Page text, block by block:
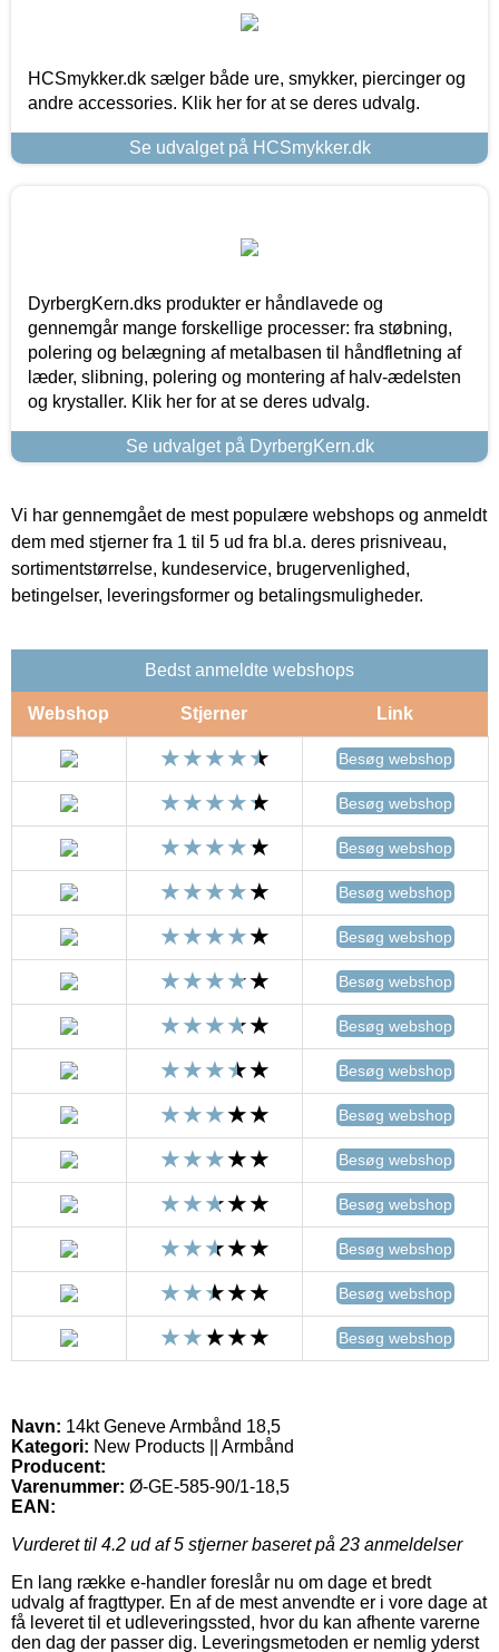
HCSmykker.dk sælger både ure, smykker, piercinger og
andre accessories. Klik her for at se deres udvalg.
Se udvalget på HCSmykker.dk
DyrbergKern.dks produkter er håndlavede og
gennemgår mange forskellige processer: fra støbning,
polering og belægning af metalbasen til håndfletning af
læder, slibning, polering og montering af halv-ædelsten
og krystaller. Klik her for at se deres udvalg.
Se udvalget på DyrbergKern.dk
Vi har gennemgået de mest populære webshops og anmeldt
dem med stjerner fra 1 til 5 ud fra bl.a. deres prisniveau,
sortimentstørrelse, kundeservice, brugervenlighed,
betingelser, leveringsformer og betalingsmuligheder.
Bedst anmeldte webshops
Webshop Stjerner Link
Besøg webshop
Besøg webshop
Besøg webshop
Besøg webshop
Besøg webshop
Besøg webshop
Besøg webshop
Besøg webshop
Besøg webshop
Besøg webshop
Besøg webshop
Besøg webshop
Besøg webshop
Besøg webshop
Navn: 14kt Geneve Armbånd 18,5
Kategori: New Products || Armbånd
Producent:
Varenummer: Ø-GE-585-90/1-18,5
EAN:
Vurderet til 4.2 ud af 5 stjerner baseret på 23 anmeldelser
En lang række e-handler foreslår nu om dage et bredt
udvalg af fragttyper. En af de mest anvendte er i vore dage at
få leveret til et udleveringssted, hvor du kan afhente varerne
den dag der passer dig. Leveringsmetoden er nemlig yderst